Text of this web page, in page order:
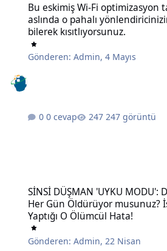
Bu eskimiş Wi-Fi optimizasyon
aslında o pahalı
bilerek kısıtlıyorsunuz.
Gönderen:Admin,4 Mayıs
0 cevap 247 görüntü
SİNSİ DÜŞMAN 'UYKU MODU':
Her Gün Öldürüyor musunuz?
Yaptığı O Ölümcül Hata!
Gönderen:Admin, 22 Nisan